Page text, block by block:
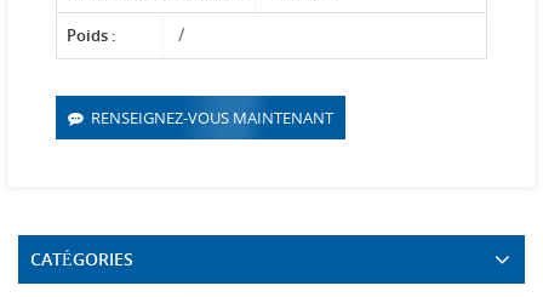
Poids : /
RENSEIGNEZ-VOUS MAINTENANT
CATÉGORIES